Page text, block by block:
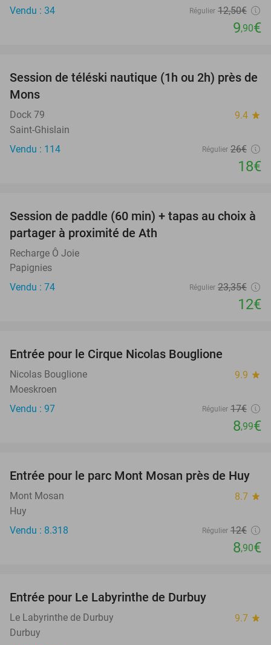
Vendu : 34
Régulier 12,50€
9,90€
31%
Session de téléski nautique (1h ou 2h) près de
Mons
Dock 79 9.4 star
Saint-Ghislain
Vendu : 114
Régulier 26€
18€
49%
Session de paddle (60 min) + tapas au choix à
partager à proximité de Ath
Recharge Ô Joie
Papignies
Vendu : 74
Régulier 23,35€
12€
Entrée pour le Cirque Nicolas Bouglione
Nicolas Bouglione 9.9 star
Moeskroen
Vendu : 97
Régulier 17€
8,99€
26%
Entrée pour le parc Mont Mosan près de Huy
Mont Mosan 8.7 star
Huy
Vendu : 8.318
Régulier 12€
8,90€
Entrée pour Le Labyrinthe de Durbuy
Le Labyrinthe de Durbuy 9.7 star
Durbuy